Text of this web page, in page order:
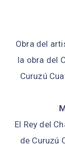
Obra del
la obra del
Curuzú
El Rey del
de Curuzú